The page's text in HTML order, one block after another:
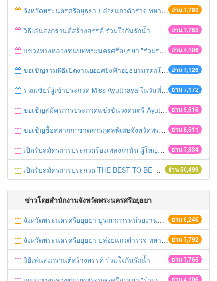
อ่าน 7,792
จังหวัดพระนครศรีอยุธยา ปล่อยแถวตำรวจ ทหาร ฝ่ายปกครอง กว่า 100 นาย ตรวจเข้มท่ารถสาธารณะ สถานีขนส่งรถโดยสาร วินรถตู้ และสถานีรถไฟ เตรียมรับมือเทศกาลสงกรานต์
อ่าน 7,765
วิธีเล่นสงกรานต์สร้างสรรค์ ร่วมใจกันรักน้ำ
อ่าน 4,106
แขวงทางหลวงชนบทพระนครศรีอยุธยา "ร่วมรณรงค์ ขับช้า เปิดไฟหน้า คาดเข็มขัด" เทศกาลสงกรานต์ ปี 2561
อ่าน 7,126
ขอเชิญร่วมพิธีเปิดงานยอยศยิ่งฟ้าอยุธยามรดกโลก
อ่าน 7,172
ร่วมเชียร์ผู้เข้าประกวด Miss Ayutthaya ในวันที่ 15 ธันวาคม 2560
อ่าน 9,516
ขอเชิญสมัครการประกวดแข่งขันวงดนตรี Ayutthaya battle of the bands
อ่าน 8,511
ขอเชิญซื้อสลากกาชาดการกุศลพิเศษจังหวัดพระนครศรีอยุธยา 2560
อ่าน 7,834
เปิดรับสมัครการประกวดร้องเพลงกำนัน ผู้ใหญ่บ้าน ฯลฯ
อ่าน 50,499
เปิดรับสมัครการประกวด THE BEST TO BE NUMBER ONE
ข่าวโดยสำนักงานจังหวัดพระนครศรีอยุธยา
อ่าน 6,246
จังหวัดพระนครศรีอยุธยา บูรณาการหน่วยงานที่เกี่ยวข้อง ลงพื้นที่จัดระเบียบและดำเนินมาตรการตามบทลงโทษสูงสุดกับผู้ประกอบการร้านค้าที่ยังฝ่าฝืนตั้งร้านค้ารุกล้ำเขตพื้นที่ทางหลวง เตรียมความปลอดภัยก่อนเทศกาลสงกรานต์
อ่าน 7,792
จังหวัดพระนครศรีอยุธยา ปล่อยแถวตำรวจ ทหาร ฝ่ายปกครอง กว่า 100 นาย ตรวจเข้มท่ารถสาธารณะ สถานีขนส่งรถโดยสาร วินรถตู้ และสถานีรถไฟ เตรียมรับมือเทศกาลสงกรานต์
อ่าน 7,765
วิธีเล่นสงกรานต์สร้างสรรค์ ร่วมใจกันรักน้ำ
อ่าน 4,106